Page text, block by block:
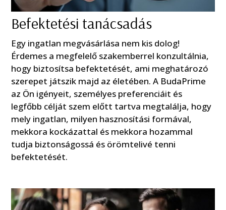
Befektetési tanácsadás
Egy ingatlan megvásárlása nem kis dolog!
Érdemes a megfelelő szakemberrel konzultálnia,
hogy biztosítsa befektetését, ami meghatározó
szerepet játszik majd az életében. A BudaPrime
az Ön igényeit, személyes preferenciáit és
legfőbb célját szem előtt tartva megtalálja, hogy
mely ingatlan, milyen hasznosítási formával,
mekkora kockázattal és mekkora hozammal
tudja biztonságossá és örömtelivé tenni
befektetését.